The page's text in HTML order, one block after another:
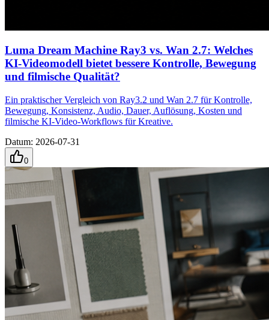
Luma Dream Machine Ray3 vs. Wan 2.7: Welches
KI-Videomodell bietet bessere Kontrolle, Bewegung
und filmische Qualität?
Ein praktischer Vergleich von Ray3.2 und Wan 2.7 für Kontrolle,
Bewegung, Konsistenz, Audio, Dauer, Auflösung, Kosten und
filmische KI-Video-Workflows für Kreative.
Datum: 2026-07-31
0